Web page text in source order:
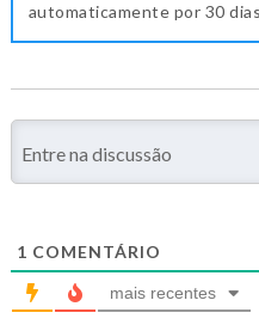
automaticamente por 30
1 COMENTÁRIO
mais recentes